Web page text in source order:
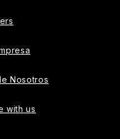
Nosotros
with us